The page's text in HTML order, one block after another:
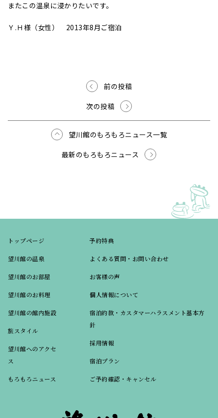
またこの温泉に浸かりたいです。
Ｙ.Ｈ様（女性） 2013年8月ご宿泊
前の投稿
次の投稿
望川館のもろもろニュース一覧
最新のもろもろニュース
トップページ
望川館の温泉
望川館のお部屋
望川館のお料理
望川館の館内施設
旅スタイル
望川館へのアクセ
ス
もろもろニュース
予約特典
よくある質問・お問い合わせ
お客様の声
個人情報について
宿泊約款・カスタマーハラスメント基本方
針
採用情報
宿泊プラン
ご予約確認・キャンセル